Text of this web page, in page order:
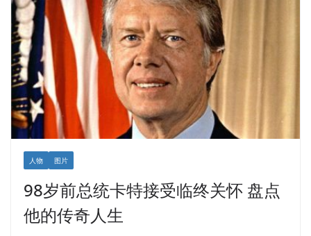
人物 图片
98岁前总统卡特接受临终关怀 盘点
他的传奇人生